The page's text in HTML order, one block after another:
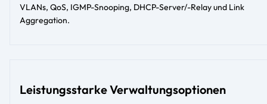
VLANs, QoS, IGMP-Snooping, DHCP-Server/-Relay und Link
Aggregation.
Leistungsstarke Verwaltungsoptionen